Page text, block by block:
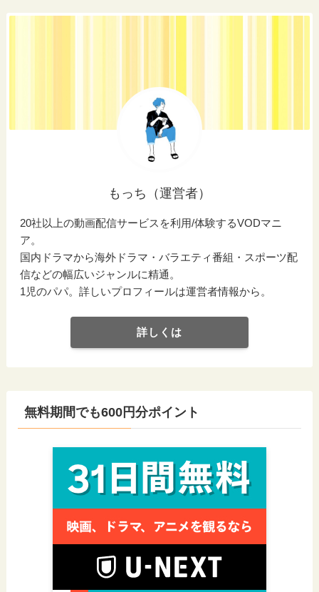
もっち（運営者）
20社以上の動画配信サービスを利用/体験するVODマニ
ア。
国内ドラマから海外ドラマ・バラエティ番組・スポーツ配
信などの幅広いジャンルに精通。
1児のパパ。詳しいプロフィールは運営者情報から。
詳しくは
無料期間でも600円分ポイント